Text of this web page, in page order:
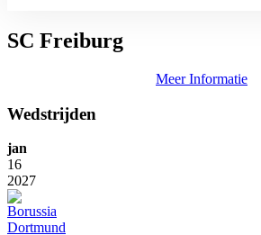
Contact
SC Freiburg
Meer Informatie
Wedstrijden
jan
16
2027